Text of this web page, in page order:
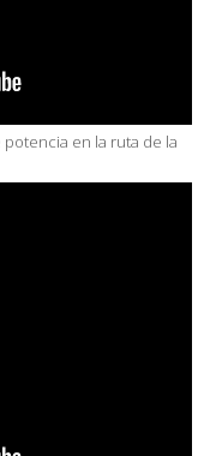
en la ruta de la